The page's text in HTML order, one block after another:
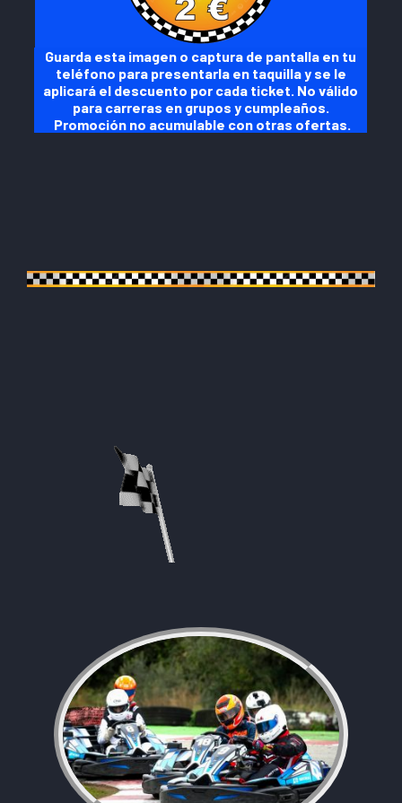
Guarda esta imagen o captura de pantalla en tu
teléfono para presentarla en taquilla y se le
aplicará el descuento por cada ticket. No válido
para carreras en grupos y cumpleaños.
Promoción no acumulable con otras ofertas.